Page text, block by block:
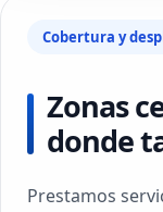
Cobertura y
Zonas
donde
Prestamos